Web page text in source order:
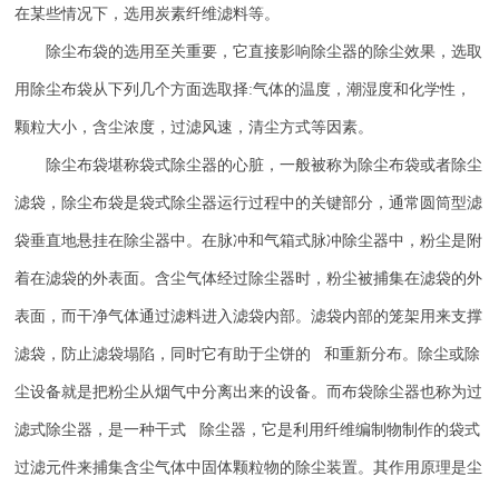
在某些情况下，选用炭素纤维滤料等。
除尘布袋的选用至关重要，它直接影响除尘器的除尘效果，选取
用除尘布袋从下列几个方面选取择:气体的温度，潮湿度和化学性，
颗粒大小，含尘浓度，过滤风速，清尘方式等因素。
除尘布袋堪称袋式除尘器的心脏，一般被称为除尘布袋或者除尘
滤袋，除尘布袋是袋式除尘器运行过程中的关键部分，通常圆筒型滤
袋垂直地悬挂在除尘器中。在脉冲和气箱式脉冲除尘器中，粉尘是附
着在滤袋的外表面。含尘气体经过除尘器时，粉尘被捕集在滤袋的外
表面，而干净气体通过滤料进入滤袋内部。滤袋内部的笼架用来支撑
滤袋，防止滤袋塌陷，同时它有助于尘饼的 和重新分布。除尘或除
尘设备就是把粉尘从烟气中分离出来的设备。而布袋除尘器也称为过
滤式除尘器，是一种干式 除尘器，它是利用纤维编制物制作的袋式
过滤元件来捕集含尘气体中固体颗粒物的除尘装置。其作用原理是尘